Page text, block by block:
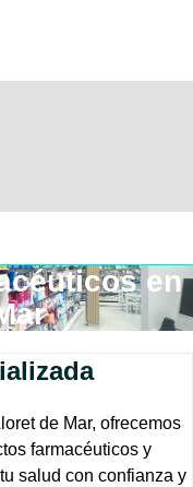
en
de Mar, ofrecemos
farmacéuticos y
salud con confianza y